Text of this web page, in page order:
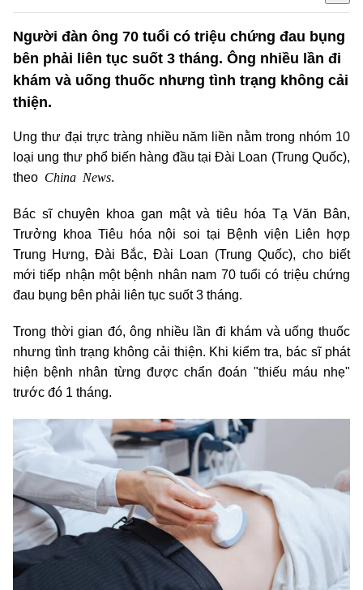
Người đàn ông 70 tuổi có triệu chứng đau bụng
bên phải liên tục suốt 3 tháng. Ông nhiều lần đi
khám và uống thuốc nhưng tình trạng không cải
thiện.
Ung thư đại trực tràng nhiều năm liền nằm trong nhóm 10
loại ung thư phổ biến hàng đầu tại Đài Loan (Trung Quốc),
theo China News.
Bác sĩ chuyên khoa gan mật và tiêu hóa Tạ Văn Bân,
Trưởng khoa Tiêu hóa nội soi tại Bệnh viện Liên hợp
Trung Hưng, Đài Bắc, Đài Loan (Trung Quốc), cho biết
mới tiếp nhận một bệnh nhân nam 70 tuổi có triệu chứng
đau bụng bên phải liên tục suốt 3 tháng.
Trong thời gian đó, ông nhiều lần đi khám và uống thuốc
nhưng tình trạng không cải thiện. Khi kiểm tra, bác sĩ phát
hiện bệnh nhân từng được chẩn đoán "thiếu máu nhẹ"
trước đó 1 tháng.